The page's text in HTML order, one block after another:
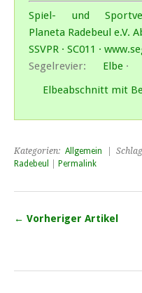
Spiel- und
Planeta Radebeul e.V.
SSVPR · SC011 ·
Segelrevier:
Elbe ·
Elbeabschnitt mit
Kategorien: Allgemein |
Radebeul
Permalink
← Vorheriger Artikel